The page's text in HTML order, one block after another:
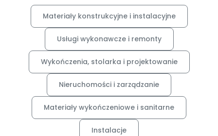
Materiały konstrukcyjne i instalacyjne
Usługi wykonawcze i remonty
Wykończenia, stolarka i projektowanie
Nieruchomości i zarządzanie
Materiały wykończeniowe i sanitarne
Instalacje